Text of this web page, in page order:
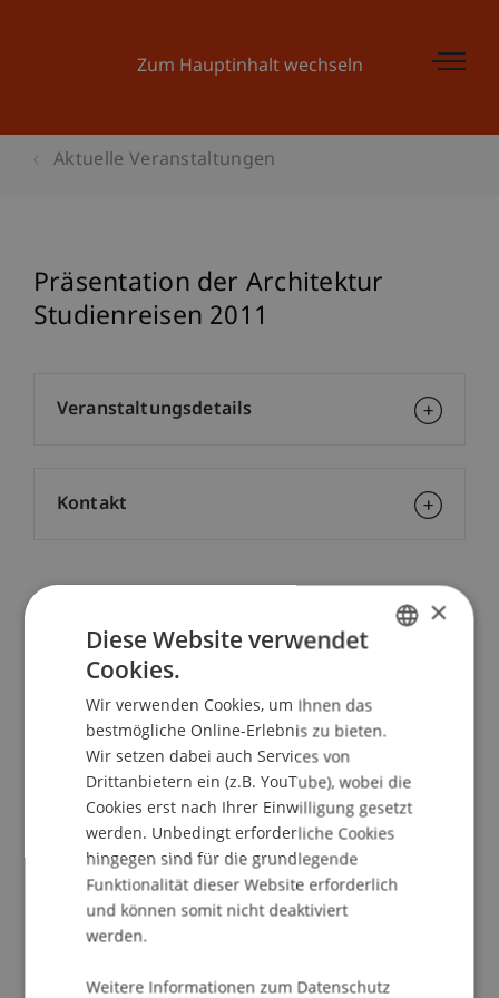
Zum Hauptinhalt wechseln
Aktuelle Veranstaltungen
Präsentation der Architektur
Studienreisen 2011
School/Professur:
Studienverwaltung Bachelorstudiengang
Architektur
Die Studenten des Instituts für Architektur und
Raumentwicklung werden über ihre Reisen zu
den folgenden Zielen berichten:
> BA Studio U. Meister - Vier Schwestern - Vier
Sprachen
> BA Studio K. Aste - Barcelona
> BA Studio M. Bühler - London
> BA Studio M. Buschor - Istanbul
> BA Studio D. Jüngling - Hamburg
Veranstaltungsdetails
Kontakt
×
Diese Website verwendet
Cookies.
Wir verwenden Cookies, um Ihnen das
bestmögliche Online-Erlebnis zu bieten.
Wir setzen dabei auch Services von
Drittanbietern ein (z.B. YouTube), wobei die
Cookies erst nach Ihrer Einwilligung gesetzt
werden. Unbedingt erforderliche Cookies
hingegen sind für die grundlegende
Funktionalität dieser Website erforderlich
und können somit nicht deaktiviert
werden.
Weitere Informationen zum Datenschutz